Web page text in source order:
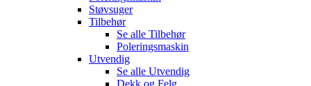
Støvsuger
Tilbehør
Se alle Tilbehør
Poleringsmaskin
Utvendig
Se alle Utvendig
Dekk og Felg